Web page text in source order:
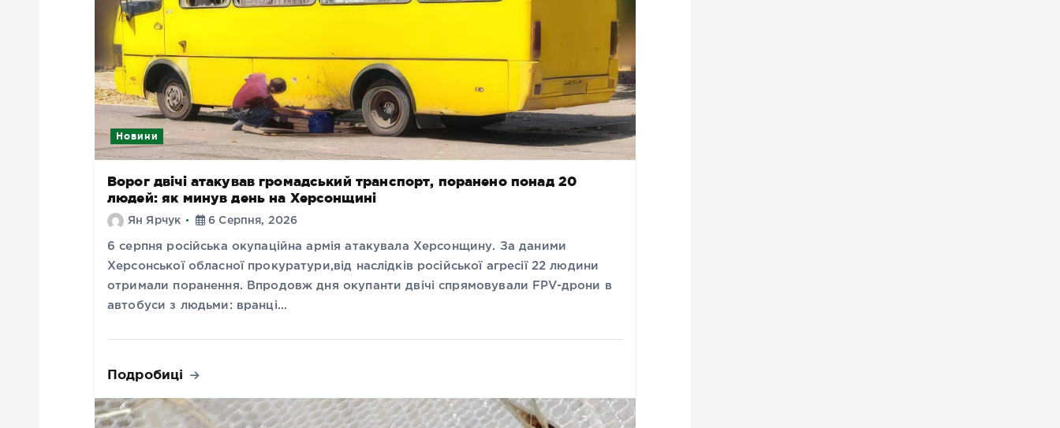
Новини
Ворог двічі атакував громадський транспорт, поранено понад 20
людей: як минув день на Херсонщині
Ян Ярчук 6 Серпня, 2026
6 серпня російська окупаційна армія атакувала Херсонщину. За даними
Херсонської обласної прокуратури,від наслідків російської агресії 22 людини
отримали поранення. Впродовж дня окупанти двічі спрямовували FPV-дрони в
автобуси з людьми: вранці…
Подробиці